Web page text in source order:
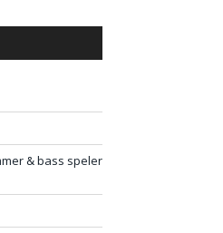
& bass speler